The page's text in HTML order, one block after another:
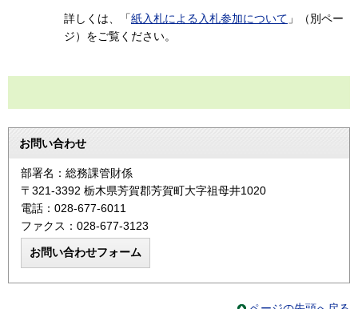
詳しくは、「紙入札による入札参加について 」（別ペー
ジ）をご覧ください。
お問い合わせ
部署名：総務課管財係
〒321-3392 栃木県芳賀郡芳賀町大字祖母井1020
電話：028-677-6011
ファクス：028-677-3123